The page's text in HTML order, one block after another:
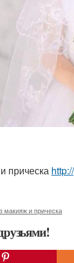
прическа
макияж и прическа